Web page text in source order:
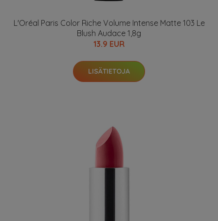
L'Oréal Paris Color Riche Volume Intense Matte 103 Le
Blush Audace 1,8g
13.9 EUR
LISÄTIETOJA